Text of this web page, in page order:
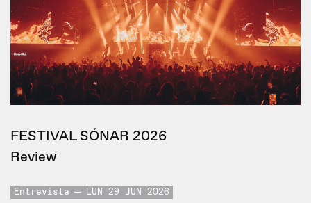
FESTIVAL SÓNAR 2026
Review
Entrevista LUN 29 JUN 2026